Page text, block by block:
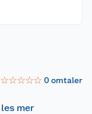
☆☆☆☆☆ 0omtaler
les mer